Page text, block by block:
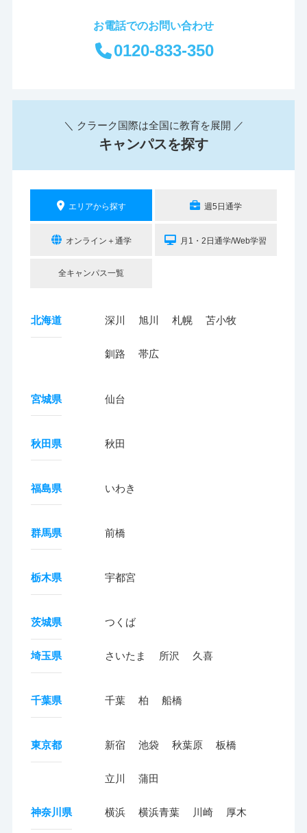
お電話でのお問い合わせ
0120-833-350
＼ クラーク国際は全国に教育を展開 ／
キャンパスを探す
エリアから探す 週5日通学
オンライン＋通学 月1・2日通学/Web学習
全キャンパス一覧
北海道 深川 旭川 札幌 苫小牧
釧路 帯広
宮城県 仙台
秋田県 秋田
福島県 いわき
群馬県 前橋
栃木県 宇都宮
茨城県 つくば
埼玉県 さいたま 所沢 久喜
千葉県 千葉 柏 船橋
東京都 新宿 池袋 秋葉原 板橋
立川 蒲田
神奈川県 横浜 横浜青葉 川崎 厚木